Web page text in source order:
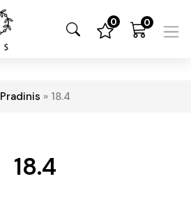
0 0
Pradinis » 18.4
18.4